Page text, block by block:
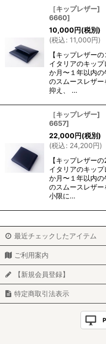
［キップレザー
6660]
10,000円(税別)
(税込: 11,000円)
【キップレザー
イタリアのキッ
か月〜１年以内
のスムースレザ
抑え、 …
［キップレザー
6657]
22,000円(税別)
(税込: 24,200円)
【キップレザー
イタリアのキッ
か月〜１年以内
のスムースレザ
小限に…
最近チェックしたアイテム
ご利用案内
【新規会員登録】
特定商取引法表示